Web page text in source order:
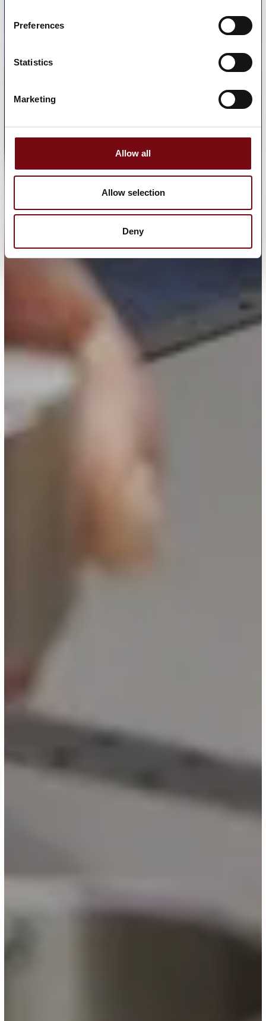
Preferences
Statistics
Marketing
Allow all
Allow selection
Deny